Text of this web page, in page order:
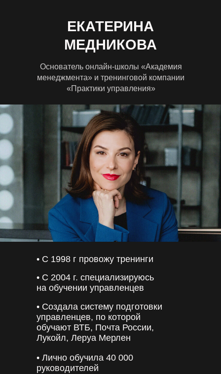
ЕКАТЕРИНА
МЕДНИКОВА
Основатель онлайн-школы «Академия
менеджмента» и тренинговой компании
«Практики управления»
• С 1998 г провожу тренинги
• С 2004 г. специализируюсь
на обучении управленцев
• Создала систему подготовки
управленцев, по которой
обучают ВТБ, Почта России,
Лукойл, Леруа Мерлен
• Лично обучила 40 000
руководителей